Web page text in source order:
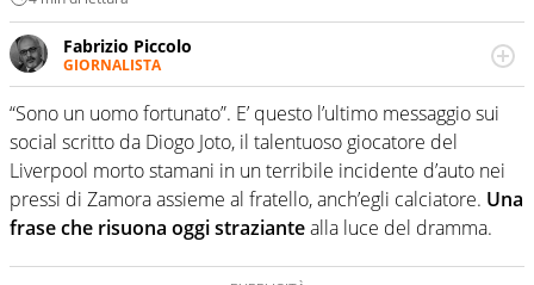
Fabrizio Piccolo
GIORNALISTA
Nella sua carriera ha seguito numerose manifestazioni
sportive e collaborato con agenzie e testate. Esperienza,
competenza, conoscenza e memoria storica. Si occupa
prevalentemente di calcio
“Sono un uomo fortunato”. E’ questo l’ultimo messaggio sui
social scritto da Diogo Joto, il talentuoso giocatore del
Liverpool morto stamani in un terribile incidente d’auto nei
pressi di Zamora assieme al fratello, anch’egli calciatore. Una
frase che risuona oggi straziantealla luce del dramma.